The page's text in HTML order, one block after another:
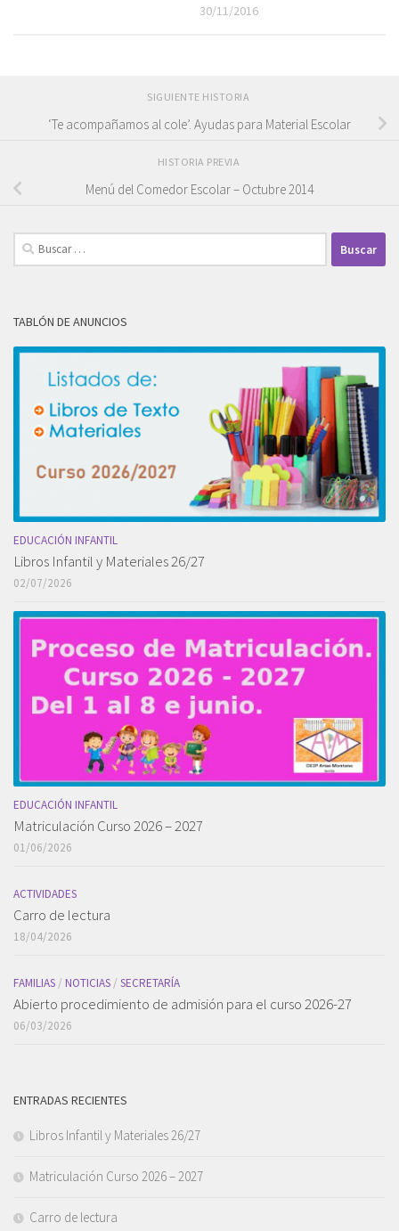
30/11/2016
SIGUIENTE HISTORIA
‘Te acompañamos al cole’. Ayudas para Material Escolar
HISTORIA PREVIA
Menú del Comedor Escolar – Octubre 2014
Buscar:
TABLÓN DE ANUNCIOS
EDUCACIÓN INFANTIL
Libros Infantil y Materiales 26/27
02/07/2026
EDUCACIÓN INFANTIL
Matriculación Curso 2026 – 2027
01/06/2026
ACTIVIDADES
Carro de lectura
18/04/2026
FAMILIAS / NOTICIAS / SECRETARÍA
Abierto procedimiento de admisión para el curso 2026-27
06/03/2026
ENTRADAS RECIENTES
Libros Infantil y Materiales 26/27
Matriculación Curso 2026 – 2027
Carro de lectura